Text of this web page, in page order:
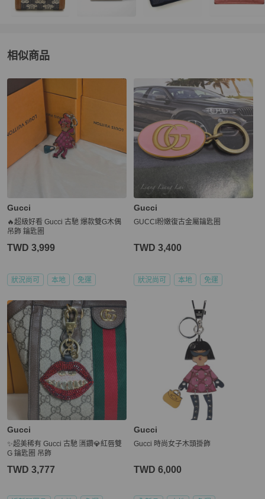
相似商品
更多相似Gucci女士配件推薦精品
Gucci
🔥超級好看 Gucci 古馳 爆款雙G木偶
吊飾 鑰匙圈
TWD 3,999
狀況尚可 本地 免運
Gucci
GUCCI粉嫩復古金屬鑰匙圈
TWD 3,400
狀況尚可 本地 免運
Gucci
✨超美稀有 Gucci 古馳 🈵鑽💎紅唇雙
G 鑰匙圈 吊飾
TWD 3,777
Gucci
Gucci 時尚女子木頭掛飾
TWD 6,000